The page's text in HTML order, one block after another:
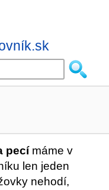
pecímáme v
len jeden
nehodí,